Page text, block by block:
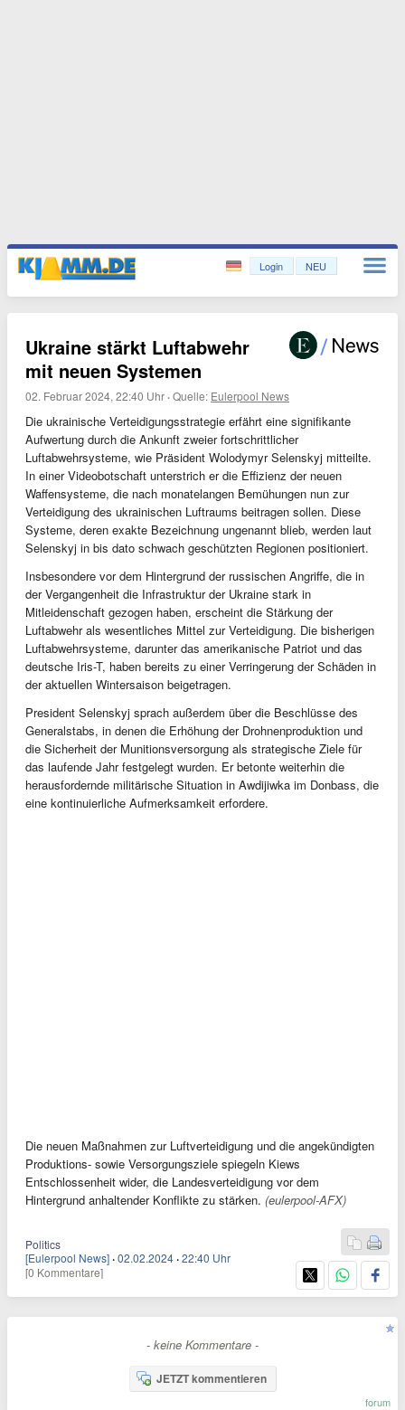
Login NEU
Ukraine stärkt Luftabwehr
mit neuen Systemen
02. Februar 2024, 22:40 Uhr ·Quelle: Eulerpool News
Die ukrainische Verteidigungsstrategie erfährt eine signifikante
Aufwertung durch die Ankunft zweier fortschrittlicher
Luftabwehrsysteme, wie Präsident Wolodymyr Selenskyj mitteilte.
In einer Videobotschaft unterstrich er die Effizienz der neuen
Waffensysteme, die nach monatelangen Bemühungen nun zur
Verteidigung des ukrainischen Luftraums beitragen sollen. Diese
Systeme, deren exakte Bezeichnung ungenannt blieb, werden laut
Selenskyj in bis dato schwach geschützten Regionen positioniert.
Insbesondere vor dem Hintergrund der russischen Angriffe, die in
der Vergangenheit die Infrastruktur der Ukraine stark in
Mitleidenschaft gezogen haben, erscheint die Stärkung der
Luftabwehr als wesentliches Mittel zur Verteidigung. Die bisherigen
Luftabwehrsysteme, darunter das amerikanische Patriot und das
deutsche Iris-T, haben bereits zu einer Verringerung der Schäden in
der aktuellen Wintersaison beigetragen.
President Selenskyj sprach außerdem über die Beschlüsse des
Generalstabs, in denen die Erhöhung der Drohnenproduktion und
die Sicherheit der Munitionsversorgung als strategische Ziele für
das laufende Jahr festgelegt wurden. Er betonte weiterhin die
herausfordernde militärische Situation in Awdijiwka im Donbass, die
eine kontinuierliche Aufmerksamkeit erfordere.
Die neuen Maßnahmen zur Luftverteidigung und die angekündigten
Produktions- sowie Versorgungsziele spiegeln Kiews
Entschlossenheit wider, die Landesverteidigung vor dem
Hintergrund anhaltender Konflikte zu stärken. (eulerpool-AFX)
Politics
[Eulerpool News] ·02.02.2024 ·22:40 Uhr
[0 Kommentare]
- keine Kommentare -
JETZT kommentieren
forum